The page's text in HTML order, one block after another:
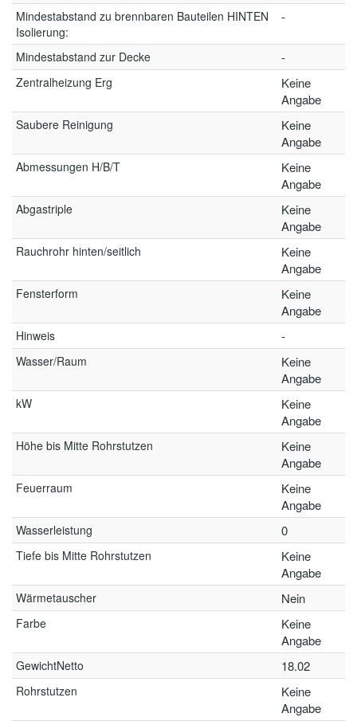
Mindestabstand zu brennbaren Bauteilen HINTEN
Isolierung:
-
Mindestabstand zur Decke -
Zentralheizung Erg
Keine
Angabe
Saubere Reinigung
Keine
Angabe
Abmessungen H/B/T
Keine
Angabe
Abgastriple
Keine
Angabe
Rauchrohr hinten/seitlich
Keine
Angabe
Fensterform
Keine
Angabe
Hinweis -
Wasser/Raum
Keine
Angabe
kW
Keine
Angabe
Höhe bis Mitte Rohrstutzen
Keine
Angabe
Feuerraum
Keine
Angabe
Wasserleistung 0
Tiefe bis Mitte Rohrstutzen
Keine
Angabe
Wärmetauscher Nein
Farbe
Keine
Angabe
GewichtNetto 18.02
Rohrstutzen
Keine
Angabe